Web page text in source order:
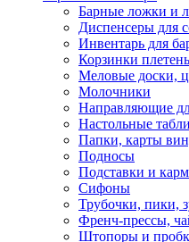
Барные ложки и
Диспенсеры для
Инвентарь для
Корзинки
Меловые доски,
Молочники
Направляющие
Настольные
Папки, карты
Подносы
Подставки и
Сифоны
Трубочки, пики,
Френч-прессы,
Штопоры и